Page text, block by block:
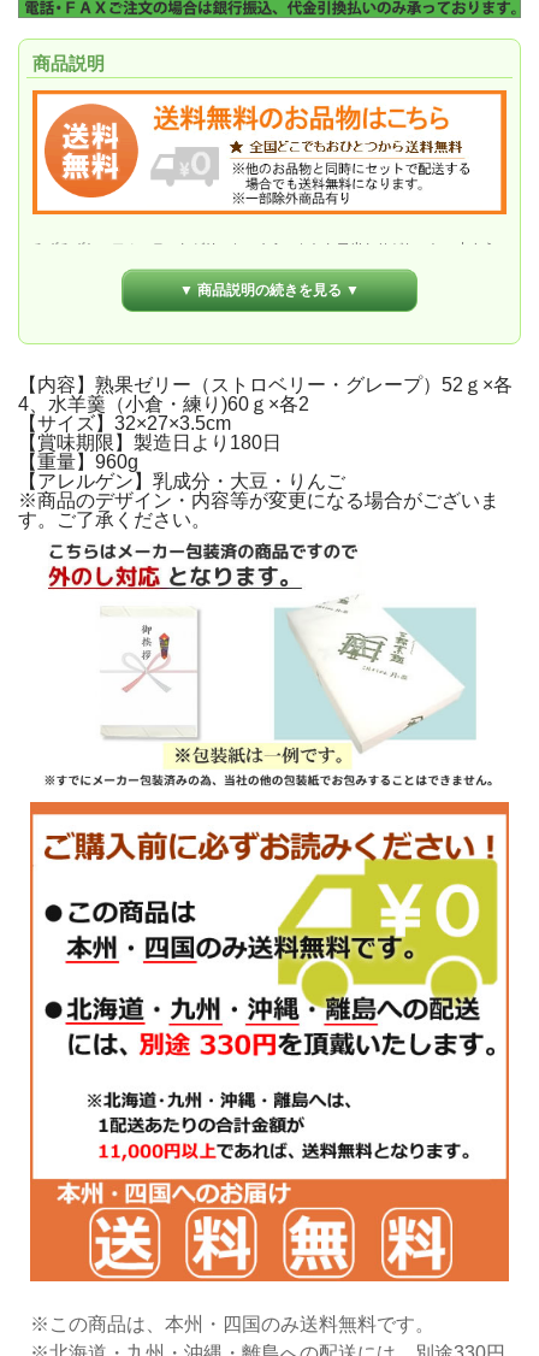
商品説明
みずみずしいフルーティなゼリーと、さらっとした口当たりがおいしい水よう
かんの夏らしいギフトセットです。
▼ 商品説明の続きを見る ▼
【内容】熟果ゼリー（ストロベリー・グレープ）52ｇ×各
4、水羊羹（小倉・練り)60ｇ×各2
【サイズ】32×27×3.5cm
【賞味期限】製造日より180日
【重量】960g
【アレルゲン】乳成分・大豆・りんご
※商品のデザイン・内容等が変更になる場合がございま
す。ご了承ください。
※この商品は、本州・四国のみ送料無料です。